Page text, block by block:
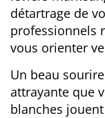
détartrage de
professionnels
vous orienter
Un beau
attrayante que
blanches